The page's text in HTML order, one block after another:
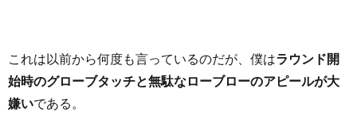
これは以前から何度も言っているのだが、僕はラウンド開
始時のグローブタッチと無駄なローブローのアピールが大
嫌いである。